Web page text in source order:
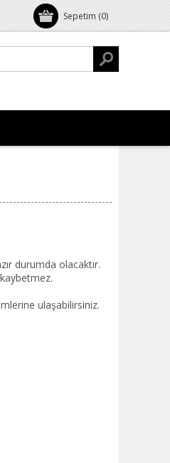
Sepetim (0)
durumda olacaktır.
ulaşabilirsiniz.